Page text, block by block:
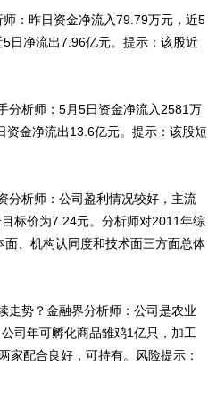
：昨日资金净流入79.79万元，近5
日净流出7.96亿元。提示：该股近
析师：5月5日资金净流入2581万
金净流出13.6亿元。提示：该股短
析师：公司盈利情况较好，主流
标价为7.24元。分析师对2011年综
、机构认同度和技术面三方面总体
势？金融界分析师：公司是农业
司年可孵化商品雏鸡1亿只，加工
家配合良好，可持有。风险提示：